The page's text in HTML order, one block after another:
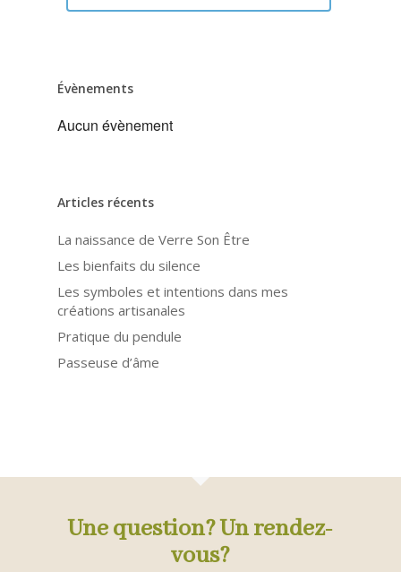
Évènements
Aucun évènement
Articles récents
La naissance de Verre Son Être
Les bienfaits du silence
Les symboles et intentions dans mes
créations artisanales
Pratique du pendule
Passeuse d’âme
Une question? Un rendez-
vous?